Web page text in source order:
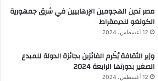
مصر تدين الهجومين الإرهابيين في شرق جمهورية
الكونغو للديمقراط
12 أغسطس، 2024
وزير الثقافة يُكَرم الفائزين بجائزة الدولة للمبدع
الصغير بدورتها الرابعة 2024
12 أغسطس، 2024